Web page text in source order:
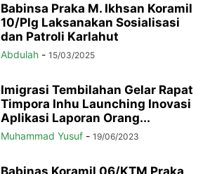
Babinsa Praka M. Ikhsan Koramil
10/Plg Laksanakan Sosialisasi
dan Patroli Karlahut
Abdulah - 15/03/2025
Imigrasi Tembilahan Gelar Rapat
Timpora Inhu Launching Inovasi
Aplikasi Laporan Orang...
Muhammad Yusuf - 19/06/2023
Babinas Koramil 06/KTM Praka